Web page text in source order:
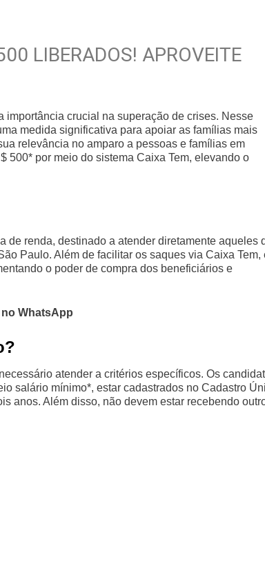
LIBERADOS! APROVEITE
importância crucial na superação de crises. Nesse
medida significativa para apoiar as famílias mais
relevância no amparo a pessoas e famílias em
500* por meio do sistema Caixa Tem, elevando o
de renda, destinado a atender diretamente aqueles
Paulo. Além de facilitar os saques via Caixa Tem,
o poder de compra dos beneficiários e
WhatsApp
atender a critérios específicos. Os
salário mínimo*, estar cadastrados no Cadastro
anos. Além disso, não devem estar recebendo